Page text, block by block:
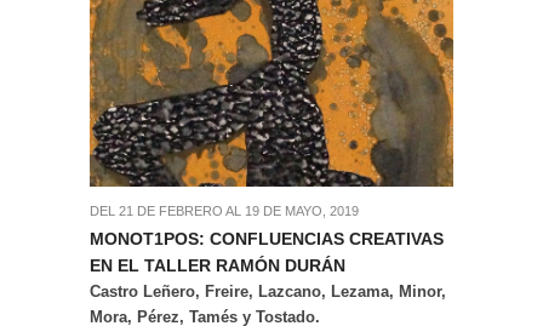
DEL 21 DE FEBRERO AL 19 DE MAYO, 2019
MONOT1POS: CONFLUENCIAS CREATIVAS
EN EL TALLER RAMÓN DURÁN
Castro Leñero, Freire, Lazcano, Lezama, Minor,
Mora, Pérez, Tamés y Tostado.